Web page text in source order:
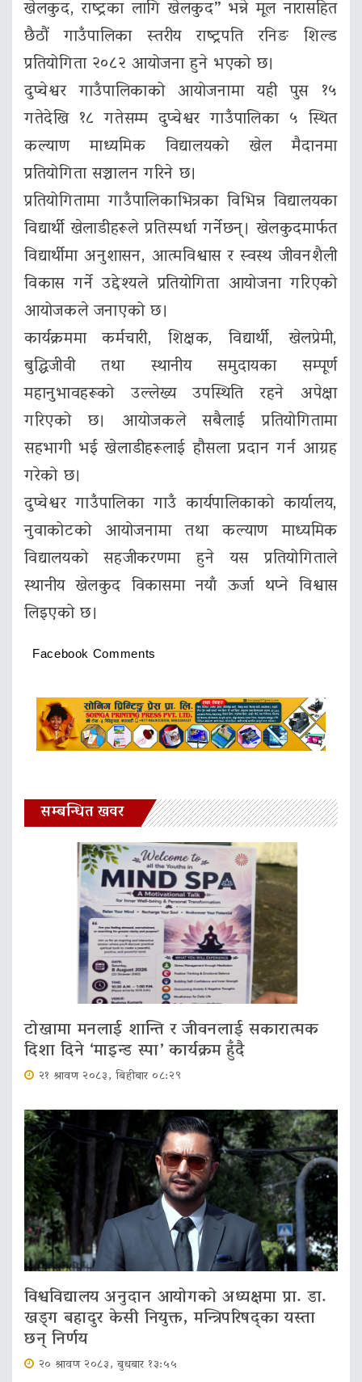
खेलकुद, राष्ट्रका लागि खेलकुद” भन्ने मूल नारासहित
छैठाैं गाउँपालिका स्तरीय राष्ट्रपति रनिङ शिल्ड
प्रतियोगिता २०८२ आयोजना हुने भएको छ।
दुप्चेश्वर गाउँपालिकाको आयोजनामा यही पुस १५
गतेदेखि १८ गतेसम्म दुप्चेश्वर गाउँपालिका ५ स्थित
कल्याण माध्यमिक विद्यालयको खेल मैदानमा
प्रतियोगिता सञ्चालन गरिने छ।
प्रतियोगितामा गाउँपालिकाभित्रका विभिन्न विद्यालयका
विद्यार्थी खेलाडीहरूले प्रतिस्पर्धा गर्नेछन्। खेलकुदमार्फत
विद्यार्थीमा अनुशासन, आत्मविश्वास र स्वस्थ जीवनशैली
विकास गर्ने उद्देश्यले प्रतियोगिता आयोजना गरिएको
आयोजकले जनाएको छ।
कार्यक्रममा कर्मचारी, शिक्षक, विद्यार्थी, खेलप्रेमी,
बुद्धिजीवी तथा स्थानीय समुदायका सम्पूर्ण
महानुभावहरूको उल्लेख्य उपस्थिति रहने अपेक्षा
गरिएको छ। आयोजकले सबैलाई प्रतियोगितामा
सहभागी भई खेलाडीहरूलाई हौसला प्रदान गर्न आग्रह
गरेको छ।
दुप्चेश्वर गाउँपालिका गाउँ कार्यपालिकाको कार्यालय,
नुवाकोटको आयोजनामा तथा कल्याण माध्यमिक
विद्यालयको सहजीकरणमा हुने यस प्रतियोगिताले
स्थानीय खेलकुद विकासमा नयाँ ऊर्जा थप्ने विश्वास
लिइएको छ।
Facebook Comments
सम्बन्धित खवर
टोखामा मनलाई शान्ति र जीवनलाई सकारात्मक
दिशा दिने ‘माइन्ड स्पा’ कार्यक्रम हुँदै
२१ श्रावण २०८३, बिहीबार ०८:२९
विश्वविद्यालय अनुदान आयोगको अध्यक्षमा प्रा. डा.
खड्ग बहादुर केसी नियुक्त, मन्त्रिपरिषद्का यस्ता
छन् निर्णय
२० श्रावण २०८३, बुधबार १३:५५